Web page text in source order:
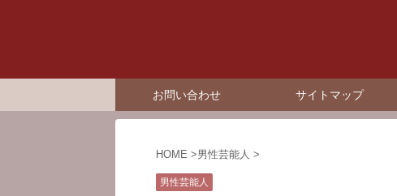
お問い合わせ サイトマップ
HOME >男性芸能人 >
男性芸能人